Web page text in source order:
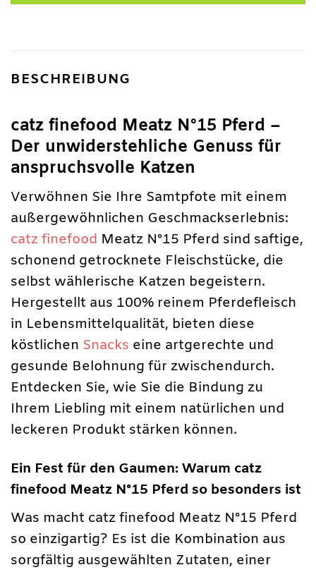
BESCHREIBUNG
catz finefood Meatz N°15 Pferd –
Der unwiderstehliche Genuss für
anspruchsvolle Katzen
Verwöhnen Sie Ihre Samtpfote mit einem
außergewöhnlichen Geschmackserlebnis:
catz finefood Meatz N°15 Pferd sind saftige,
schonend getrocknete Fleischstücke, die
selbst wählerische Katzen begeistern.
Hergestellt aus 100% reinem Pferdefleisch
in Lebensmittelqualität, bieten diese
köstlichen Snacks eine artgerechte und
gesunde Belohnung für zwischendurch.
Entdecken Sie, wie Sie die Bindung zu
Ihrem Liebling mit einem natürlichen und
leckeren Produkt stärken können.
Ein Fest für den Gaumen: Warum catz
finefood Meatz N°15 Pferd so besonders ist
Was macht catz finefood Meatz N°15 Pferd
so einzigartig? Es ist die Kombination aus
sorgfältig ausgewählten Zutaten, einer